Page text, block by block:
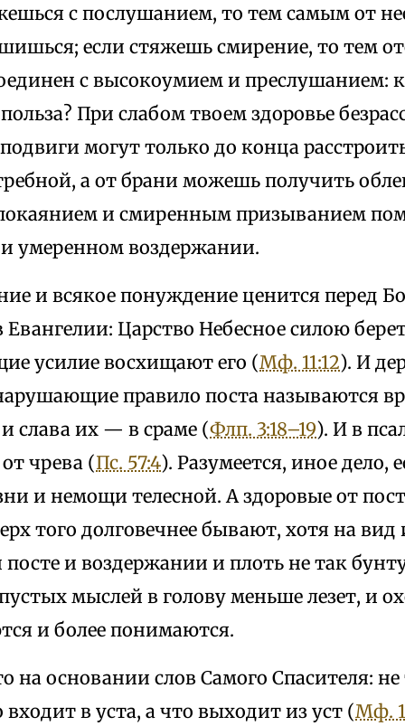
с послушанием, то тем самым от
если стяжешь смирение, то тем
с высокоумием и преслушанием:
При слабом твоем здоровье
могут только до конца
а от брани можешь получить
и смиренным призыванием
умеренном воздержании.
и всякое понуждение ценится перед
Евангелии: Царство Небесное силою
усилие восхищают его (Мф. 11:12). И
правило поста называются
слава их — в сраме (Флп. 3:18–19). И в
чрева (Пс. 57:4). Разумеется, иное дело,
и немощи телесной. А здоровые от
того долговечнее бывают, хотя на
и воздержании и плоть не так
мыслей в голову меньше лезет, и
и более понимаются.
основании слов Самого Спасителя: не
входит в уста, а что выходит из уст (Мф.